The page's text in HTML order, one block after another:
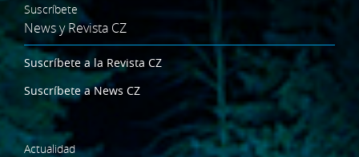
Suscríbete
News y Revista CZ
Suscríbete a la Revista CZ
Suscríbete a News CZ
Actualidad